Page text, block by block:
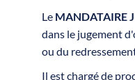
Le MANDATAIRE
dans le jugement
ou du
Il est chargé de